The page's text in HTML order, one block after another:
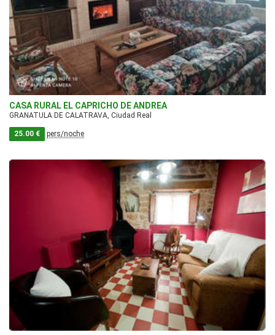
CASA RURAL EL CAPRICHO DE ANDREA
GRANATULA DE CALATRAVA, Ciudad Real
25.00 € pers/noche